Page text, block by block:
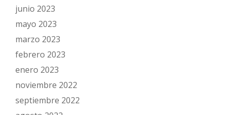
junio 2023
mayo 2023
marzo 2023
febrero 2023
enero 2023
noviembre 2022
septiembre 2022